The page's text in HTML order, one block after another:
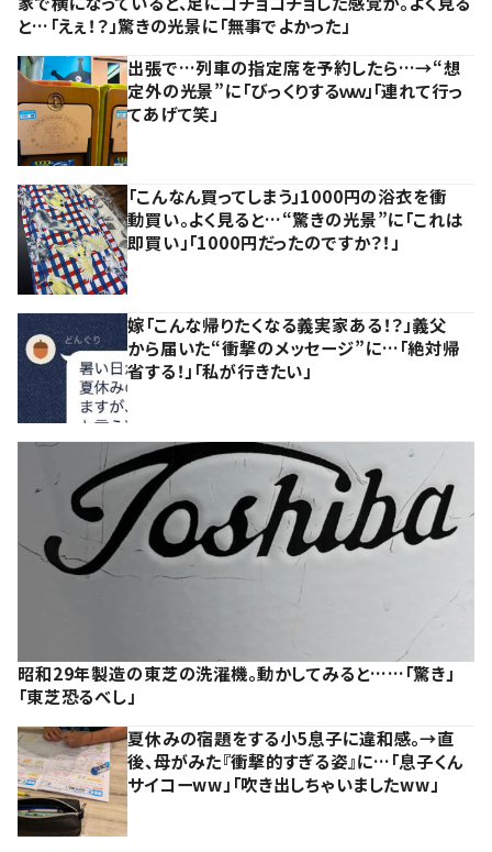
と…「えぇ！？」驚きの光景に「無事でよかった」
出張で…列車の指定席を予約したら…→“想
定外の光景”に「びっくりするｗｗ」「連れて行っ
てあげて笑」
「こんなん買ってしまう」1000円の浴衣を衝
動買い。よく見ると…“驚きの光景”に「これは
即買い」「1000円だったのですか？！」
嫁「こんな帰りたくなる義実家ある！？」義父
から届いた“衝撃のメッセージ”に…「絶対帰
省する！」「私が行きたい」
昭和29年製造の東芝の洗濯機。動かしてみると……「驚き」
「東芝恐るべし」
夏休みの宿題をする小5息子に違和感。→直
後、母がみた『衝撃的すぎる姿』に…「息子くん
サイコーww」「吹き出しちゃいましたww」